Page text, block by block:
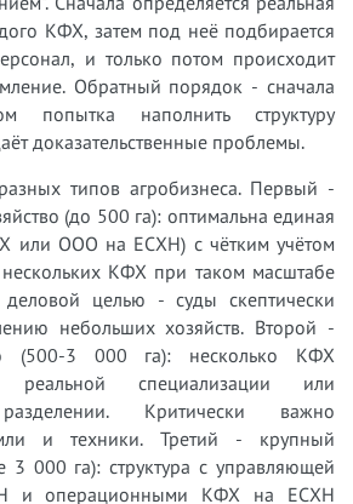
КФХ, затем под неё подбирается
и только потом происходит
Обратный порядок - сначала
попытка наполнить структуру
доказательственные проблемы.
типов агробизнеса. Первый -
(до 500 га): оптимальна единая
или ООО на ЕСХН) с чётким учётом
КФХ при таком масштабе
деловой целью - суды скептически
небольших хозяйств. Второй -
(500-3 000 га): несколько КФХ
специализации или
Критически важно
и техники. Третий - крупный
3 000 га): структура с управляющей
и операционными КФХ на ЕСХН